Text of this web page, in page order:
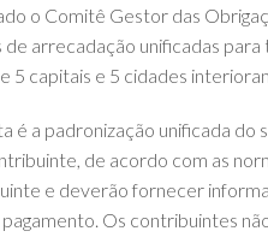
o Comitê Gestor das
de arrecadação unificadas
capitais e 5 cidades
é a padronização unificada do
de acordo com as
e deverão fornecer
Os contribuintes